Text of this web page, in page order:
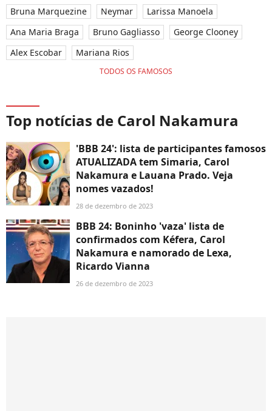
Bruna Marquezine Neymar
Larissa Manoela
Ana Maria Braga
Bruno Gagliasso
George Clooney
Alex Escobar
Mariana Rios
TODOS OS FAMOSOS
Top notícias de Carol Nakamura
'BBB 24': lista de participantes famosos
ATUALIZADA tem Simaria, Carol
Nakamura e Lauana Prado. Veja
nomes vazados!
28 de dezembro de 2023
BBB 24: Boninho 'vaza' lista de
confirmados com Kéfera, Carol
Nakamura e namorado de Lexa,
Ricardo Vianna
26 de dezembro de 2023